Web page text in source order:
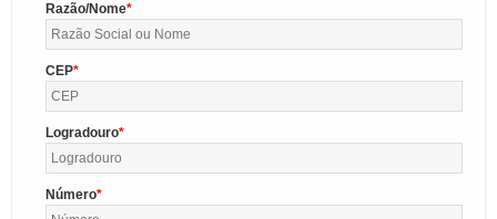
Razão/Nome
CEP
Logradouro
Número